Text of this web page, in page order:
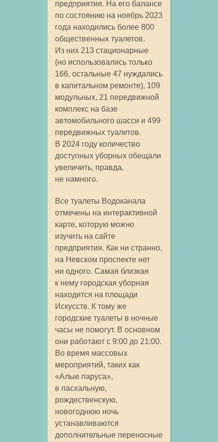
предприятия. На его балансе
по состоянию на ноябрь 2023
года находились более 800
общественных туалетов.
Из них 213 стационарные
(но использовались только
166, остальные 47 нуждались
в капитальном ремонте), 109
модульных, 21 передвижной
комплекс на базе
автомобильного шасси и 499
передвижных туалетов.
В 2024 году количество
доступных уборных обещали
увеличить, правда,
не намного.
Все туалеты Водоканала
отмечены на интерактивной
карте, которую можно
изучить на сайте
предприятия. Как ни странно,
на Невском проспекте нет
ни одного. Самая близкая
к нему городская уборная
находится на площади
Искусств. К тому же
городские туалеты в ночные
часы не помогут. В основном
они работают с 9:00 до 21:00.
Во время массовых
мероприятий, таких как
«Алые паруса»,
в пасхальную,
рождественскую,
новогоднюю ночь
устанавливаются
дополнительные переносные